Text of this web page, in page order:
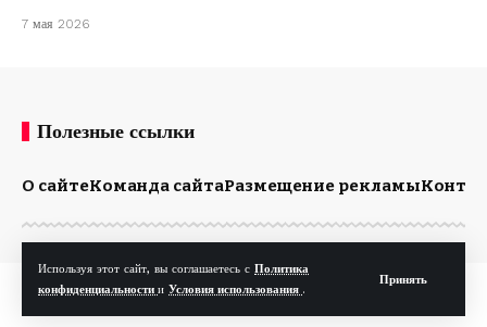
Используя этот сайт, вы соглашаетесь с Политика
конфиденциальности и Условия использования .
Принять
7 мая 2026
Полезные ссылки
О сайтеКоманда сайтаРазмещение рекламы
© Kp.md. Все права защищены.